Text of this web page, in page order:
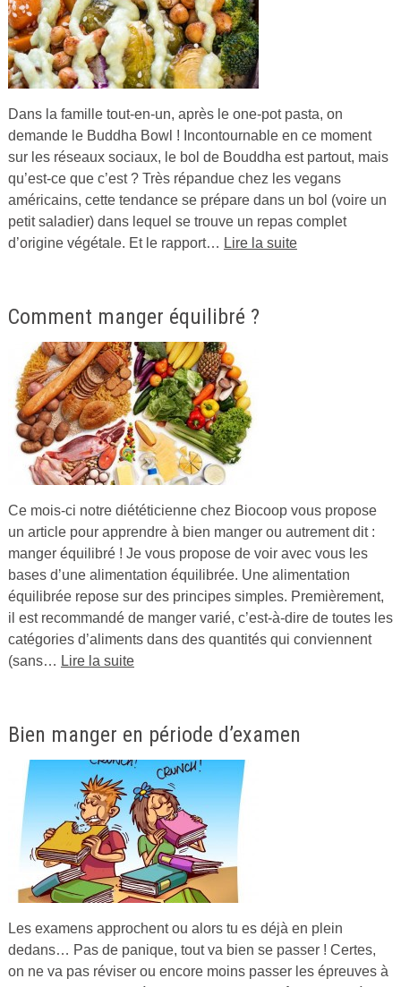
Publié
le
3
février
2016
par
Cuisine
Dans la famille tout-en-un, après le one-pot pasta, on
demande le Buddha Bowl ! Incontournable en ce moment
sur les réseaux sociaux, le bol de Bouddha est partout, mais
qu’est-ce que c’est ? Très répandue chez les vegans
américains, cette tendance se prépare dans un bol (voire un
petit saladier) dans lequel se trouve un repas complet
d’origine végétale. Et le rapport… Lire la suite
Comment manger équilibré ?
Publié
le
14
janvier
2016
par
Cuisine
Ta
Ce mois-ci notre diététicienne chez Biocoop vous propose
un article pour apprendre à bien manger ou autrement dit :
manger équilibré ! Je vous propose de voir avec vous les
bases d’une alimentation équilibrée. Une alimentation
équilibrée repose sur des principes simples. Premièrement,
il est recommandé de manger varié, c’est-à-dire de toutes les
catégories d’aliments dans des quantités qui conviennent
(sans… Lire la suite
Bien manger en période d’examen
Publié
le
5
Les examens approchent ou alors tu es déjà en plein
dedans… Pas de panique, tout va bien se passer ! Certes,
on ne va pas réviser ou encore moins passer les épreuves à